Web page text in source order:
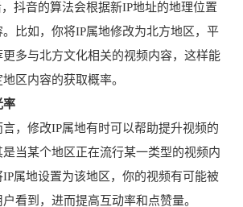
抖音的算法会根据新IP地址的地理位置
比如，你将IP属地修改为北方地区，平
更多与北方文化相关的视频内容，这样能
区内容的获取概率。
率
，修改IP属地有时可以帮助提升视频的
是当某个地区正在流行某一类型的视频内
属地设置为该地区，你的视频有可能被
看到，进而提高互动率和点赞量。